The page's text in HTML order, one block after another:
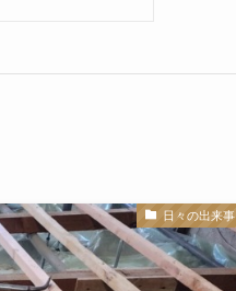
日々の出来事